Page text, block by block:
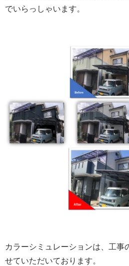
でいらっしゃいます。
カラーシミュレーションは、工事
せていただいております。